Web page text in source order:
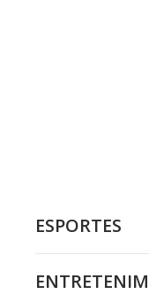
ESPORTES